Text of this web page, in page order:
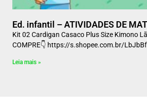
Ed. infantil – ATIVIDADES DE
Kit 02 Cardigan Casaco Plus Size Kimono
COMPRE👇 https://
Leia mais »